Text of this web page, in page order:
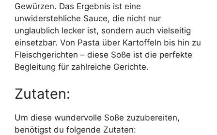
Gewürzen. Das Ergebnis ist eine
unwiderstehliche Sauce, die nicht nur
unglaublich lecker ist, sondern auch vielseitig
einsetzbar. Von Pasta über Kartoffeln bis hin zu
Fleischgerichten – diese Soße ist die perfekte
Begleitung für zahlreiche Gerichte.
Zutaten:
Um diese wundervolle Soße zuzubereiten,
benötigst du folgende Zutaten: